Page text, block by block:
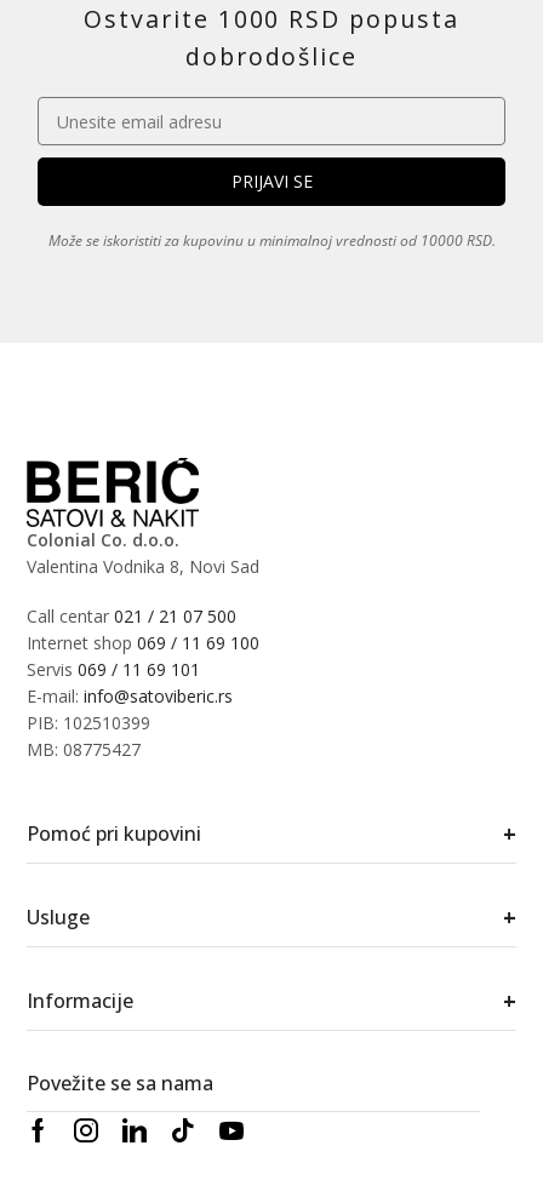
Ostvarite 1000 RSD popusta
dobrodošlice
Može se iskoristiti za kupovinu u minimalnoj vrednosti od 10000 RSD.
Colonial Co. d.o.o.
Valentina Vodnika 8, Novi Sad
Call centar021 / 21 07 500
Internet shop069 / 11 69 100
Servis069 / 11 69 101
E-mail:info@satoviberic.rs
PIB: 102510399
MB: 08775427
Pomoć pri kupovini +
Usluge +
Informacije +
Povežite se sa nama